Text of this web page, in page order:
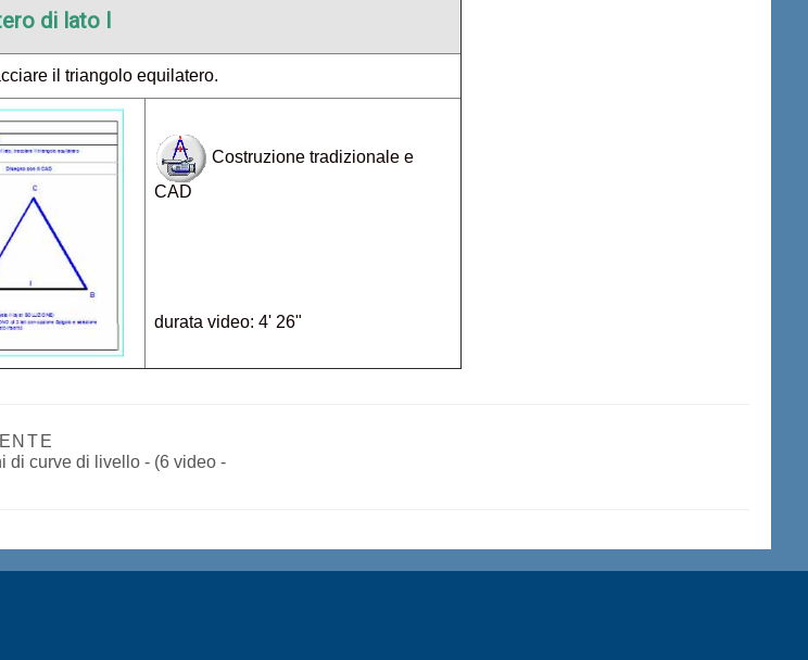
di lato l
il triangolo equilatero.
Costruzione tradizionale e
CAD
durata video: 4' 26"
di curve di livello - (6 video -